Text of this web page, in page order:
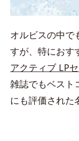
オルビスの中で
すが、特におす
アクティブ LP
雑誌でもベスト
にも評価された